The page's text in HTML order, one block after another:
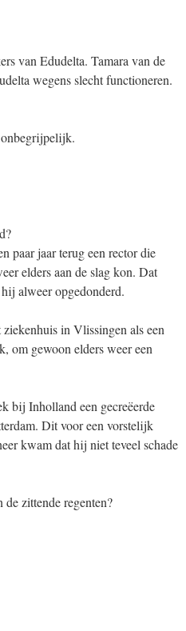
van Edudelta. Tamara van de
wegens slecht functioneren.
onbegrijpelijk.
paar jaar terug een rector die
elders aan de slag kon. Dat
alweer opgedonderd.
in Vlissingen als een
om gewoon elders weer een
bij Inholland een gecreëerde
Dit voor een vorstelijk
kwam dat hij niet teveel schade
zittende regenten?